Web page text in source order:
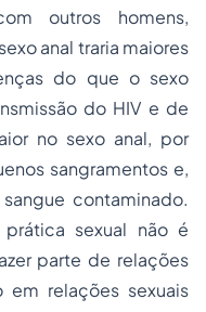
outros homens,
anal traria maiores
do que o sexo
do HIV e de
no sexo anal, por
sangramentos e,
contaminado.
sexual não é
parte de relações
em relações sexuais